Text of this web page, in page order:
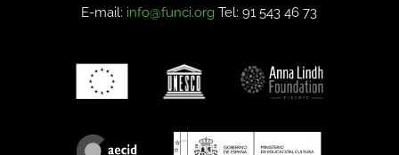
E-mail: info@funci.org Tel: 91 543 46 73